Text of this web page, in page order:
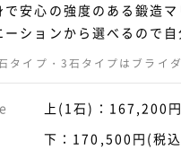
で安心の強度のある鍛造
ーションから選べるので
タイプ・3石タイプはブライ
上(1石)：167,200
下：170,500円(税